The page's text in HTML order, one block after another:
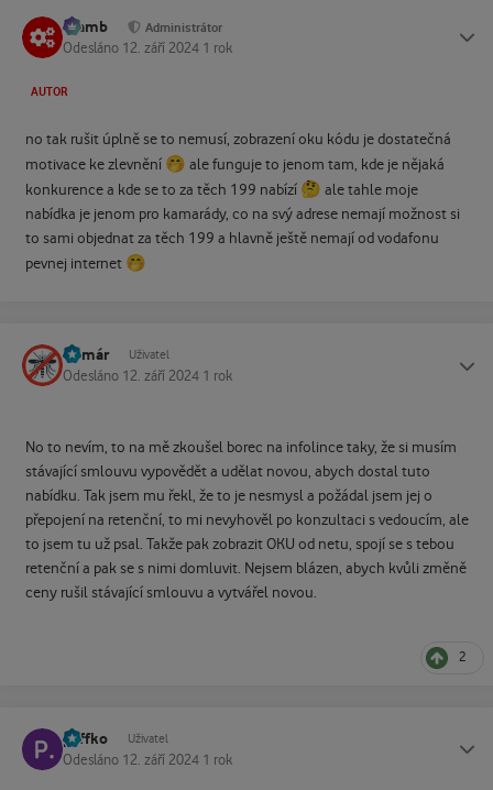
Slamb Administrátor
Odesláno 12. září 2024 1 rok
AUTOR
no tak rušit úplně se to nemusí, zobrazení oku kódu je dostatečná
motivace ke zlevnění 🤭 ale funguje to jenom tam, kde je nějaká
konkurence a kde se to za těch 199 nabízí 🤔 ale tahle moje
nabídka je jenom pro kamarády, co na svý adrese nemají možnost si
to sami objednat za těch 199 a hlavně ještě nemají od vodafonu
pevnej internet 🤭
Komár Uživatel
Odesláno 12. září 2024 1 rok
No to nevím, to na mě zkoušel borec na infolince taky, že si musím
stávající smlouvu vypovědět a udělat novou, abych dostal tuto
nabídku. Tak jsem mu řekl, že to je nesmysl a požádal jsem jej o
přepojení na retenční, to mi nevyhověl po konzultaci s vedoucím, ale
to jsem tu už psal. Takže pak zobrazit OKU od netu, spojí se s tebou
retenční a pak se s nimi domluvit. Nejsem blázen, abych kvůli změně
ceny rušil stávající smlouvu a vytvářel novou.
2
paffko Uživatel
Odesláno 12. září 2024 1 rok